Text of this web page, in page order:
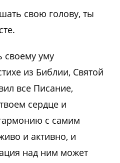
свою голову, ты
своему уму
из Библии, Святой
все Писание,
сердце и
с самим
и активно, и
над ним может